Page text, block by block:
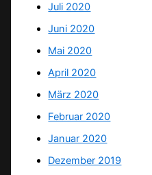
Juli 2020
Juni 2020
Mai 2020
April 2020
März 2020
Februar 2020
Januar 2020
Dezember 2019